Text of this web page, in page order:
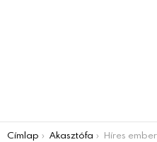
You are here:
Címlap Akasztófa Híres emberek AKASZTÓFA